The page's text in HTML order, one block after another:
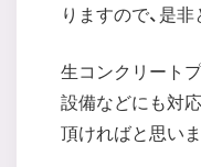
りますので、是
生コンクリート
設備などにも対
頂ければと思いま